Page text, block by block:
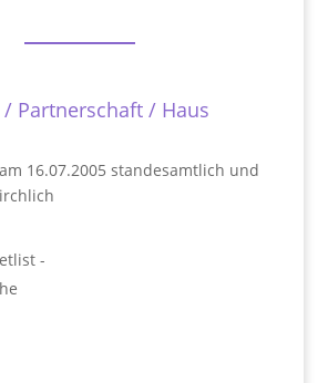
Partnerschaft / Haus
16.07.2005 standesamtlich und